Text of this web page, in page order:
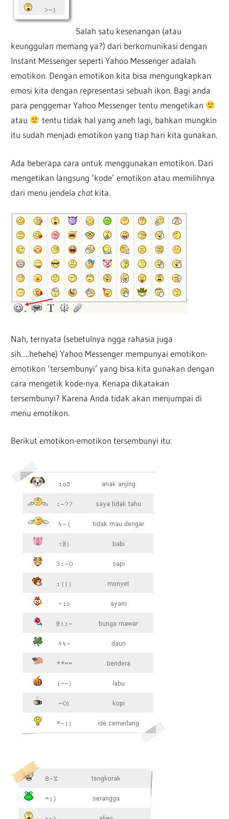
Salah satu kesenangan (atau
keunggulan memang ya?) dari berkomunikasi dengan
Instant Messenger seperti Yahoo Messenger adalah
emotikon. Dengan emotikon kita bisa mengungkapkan
emosi kita dengan representasi sebuah ikon. Bagi anda
para penggemar Yahoo Messenger tentu mengetikan
atau
tentu tidak hal yang aneh lagi, bahkan mungkin
itu sudah menjadi emotikon yang tiap hari kita gunakan.
Ada beberapa cara untuk menggunakan emotikon. Dari
mengetikan langsung ‘kode’ emotikon atau memilihnya
dari menu jendela chatkita.
Nah, ternyata (sebetulnya ngga rahasia juga
sih….hehehe) Yahoo Messenger mempunyai emotikon-
emotikon ‘tersembunyi’ yang bisa kita gunakan dengan
cara mengetik kode-nya. Kenapa dikatakan
tersembunyi? Karena Anda tidak akan menjumpai di
menu emotikon.
Berikut emotikon-emotikon tersembunyi itu: